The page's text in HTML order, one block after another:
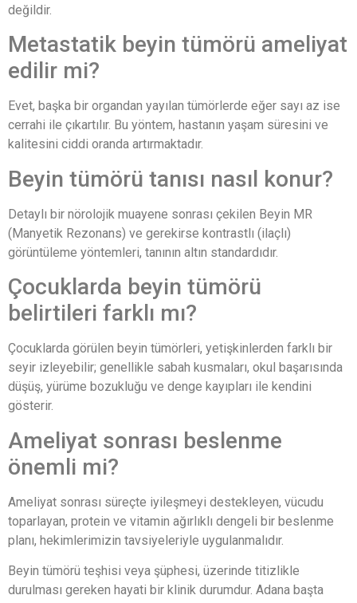
değildir.
Metastatik beyin tümörü ameliyat
edilir mi?
Evet, başka bir organdan yayılan tümörlerde eğer sayı az ise
cerrahi ile çıkartılır. Bu yöntem, hastanın yaşam süresini ve
kalitesini ciddi oranda artırmaktadır.
Beyin tümörü tanısı nasıl konur?
Detaylı bir nörolojik muayene sonrası çekilen Beyin MR
(Manyetik Rezonans) ve gerekirse kontrastlı (ilaçlı)
görüntüleme yöntemleri, tanının altın standardıdır.
Çocuklarda beyin tümörü
belirtileri farklı mı?
Çocuklarda görülen beyin tümörleri, yetişkinlerden farklı bir
seyir izleyebilir; genellikle sabah kusmaları, okul başarısında
düşüş, yürüme bozukluğu ve denge kayıpları ile kendini
gösterir.
Ameliyat sonrası beslenme
önemli mi?
Ameliyat sonrası süreçte iyileşmeyi destekleyen, vücudu
toparlayan, protein ve vitamin ağırlıklı dengeli bir beslenme
planı, hekimlerimizin tavsiyeleriyle uygulanmalıdır.
Beyin tümörü teşhisi veya şüphesi, üzerinde titizlikle
durulması gereken hayati bir klinik durumdur. Adana başta